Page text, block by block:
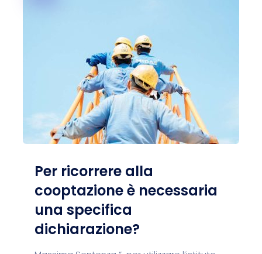
Per ricorrere alla
cooptazione è necessaria
una specifica
dichiarazione?